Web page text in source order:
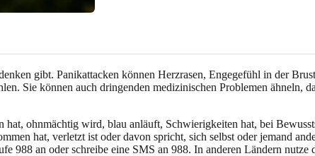
gibt. Panikattacken können Herzrasen, Engegefühl in der
Sie können auch dringenden medizinischen Problemen ähneln,
ohnmächtig wird, blau anläuft, Schwierigkeiten hat, bei
hat, verletzt ist oder davon spricht, sich selbst oder jemand
988 an oder schreibe eine SMS an 988. In anderen Ländern